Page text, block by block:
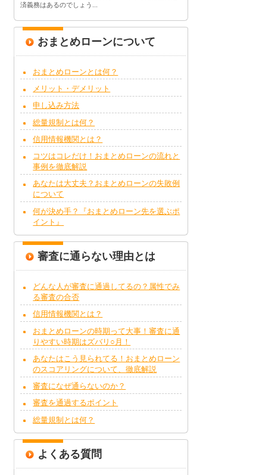
済義務はあるのでしょう...
おまとめローンについて
おまとめローンとは何？
メリット・デメリット
申し込み方法
総量規制とは何？
信用情報機関とは？
コツはコレだけ！おまとめローンの流れと
事例を徹底解説
あなたは大丈夫？おまとめローンの失敗例
について
何が決め手？『おまとめローン先を選ぶポ
イント』
審査に通らない理由とは
どんな人が審査に通過してるの？属性でみ
る審査の合否
信用情報機関とは？
おまとめローンの時期って大事！審査に通
りやすい時期はズバリ○月！
あなたはこう見られてる！おまとめローン
のスコアリングについて、徹底解説
審査になぜ通らないのか？
審査を通過するポイント
総量規制とは何？
よくある質問